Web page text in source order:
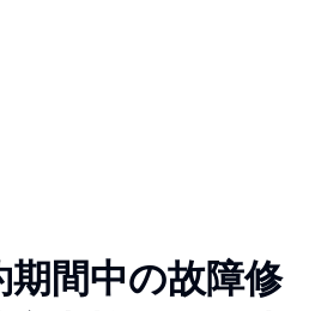
間中の故障修